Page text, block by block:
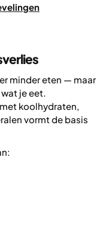
minder eten — maar
wat je eet.
koolhydraten,
vormt de basis